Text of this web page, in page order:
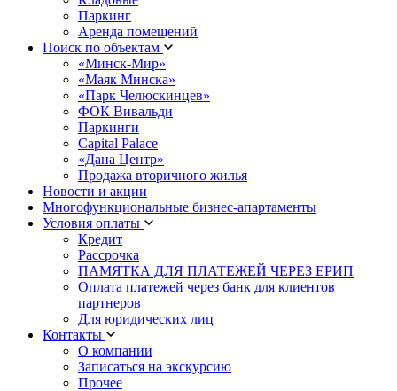
Паркинг
Аренда помещений
Поиск по объектам
«Минск-Мир»
«Маяк Минска»
«Парк Челюскинцев»
ФОК Вивальди
Паркинги
Capital Palace
«Дана Центр»
Продажа вторичного жилья
Новости и акции
Многофункциональные бизнес-апартаменты
Условия оплаты
Кредит
Рассрочка
ПАМЯТКА ДЛЯ ПЛАТЕЖЕЙ ЧЕРЕЗ ЕРИП
Оплата платежей через банк для клиентов
партнеров
Для юридических лиц
Контакты
О компании
Записаться на экскурсию
Прочее